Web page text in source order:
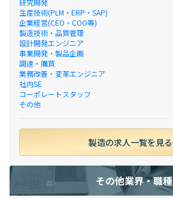
研究開発
生産技術(PLM・ERP・SAP)
企業経営(CEO・COO等)
製造技術・品質管理
設計開発エンジニア
事業開発・製品企画
調達・購買
業務改善・変革エンジニア
社内SE
コーポレートスタッフ
その他
製造の求人一覧を見る
その他業界・職種